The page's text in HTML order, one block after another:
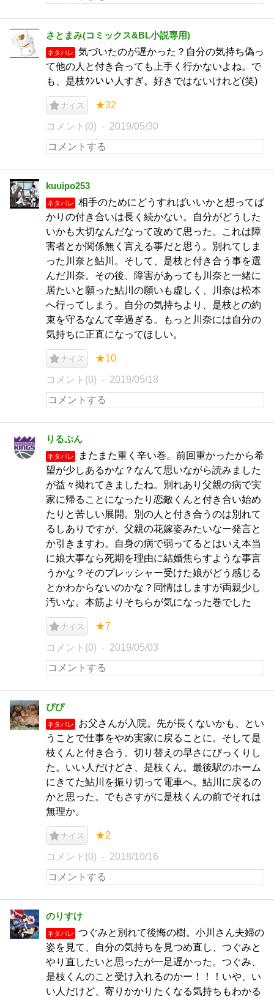
さとまみ(コミックス&BL小説専用)
ネタバレ
気づいたのが遅かった？自分の気持ち偽っ
て他の人と付き合っても上手く行かないよね。で
も、是枝ｸﾝいい人すぎ。好きではないけれど(笑)
ナイス ★32
コメント(0) 2019/05/30
kuuipo253
ネタバレ
相手のためにどうすればいいかと想ってば
かりの付き合いは長く続かない。自分がどうした
いかも大切なんだなって改めて思った。これは障
害者とか関係無く言える事だと思う。別れてしま
った川奈と鮎川。そして、是枝と付き合う事を選
んだ川奈。その後、障害があっても川奈と一緒に
居たいと願った鮎川の願いも虚しく、川奈は松本
へ行ってしまう。自分の気持ちより、是枝との約
束を守るなんて辛過ぎる。もっと川奈には自分の
気持ちに正直になってほしい。
ナイス ★10
コメント(0) 2019/05/18
りるぷん
ネタバレ
またまた重く辛い巻。前回重かったから希
望が少しあるかな？なんて思いながら読みました
が益々拗れてきましたね。別れあり父親の病で実
家に帰ることになったり恋敵くんと付き合い始め
たりと苦しい展開。別の人と付き合うのは別れて
るしありですが、父親の花嫁姿みたいなー発言と
か引きますわ。自身の病で弱ってるとはいえ本当
に娘大事なら死期を理由に結婚焦らすような事言
うかな？そのプレッシャー受けた娘がどう感じる
とかわからないのかな？同情はしますが両親少し
汚いな。本筋よりそちらが気になった巻でした
ナイス ★7
コメント(0) 2019/05/03
ぴぴ
ネタバレ
お父さんが入院。先が長くないかも、とい
うことで仕事をやめ実家に戻ることに。そして是
枝くんと付き合う。切り替えの早さにびっくりし
た。いい人だけどさ、是枝くん。最後駅のホーム
にきてた鮎川を振り切って電車へ。鮎川に戻るの
かと思った。でもさすがに是枝くんの前でそれは
無理か。
ナイス ★2
コメント(0) 2018/10/16
のりすけ
ネタバレ
つぐみと別れて後悔の樹。小川さん夫婦の
姿を見て、自分の気持ちを見つめ直し、つぐみと
やり直したいと思ったが一足遅かった。つぐみ、
是枝くんのこと受け入れるのかー！！！いや、い
い人だけど、寄りかかりたくなる気持ちもわかる